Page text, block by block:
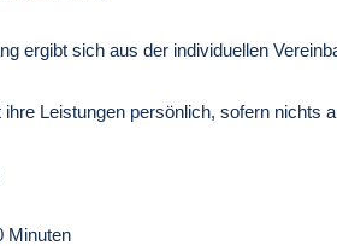
ergibt sich aus der individuellen
Leistungen persönlich, sofern nichts
Minuten